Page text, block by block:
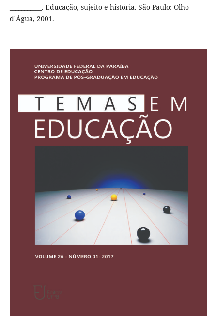
___________. Educação, sujeito e história. São Paulo: Olho
d’Água, 2001.